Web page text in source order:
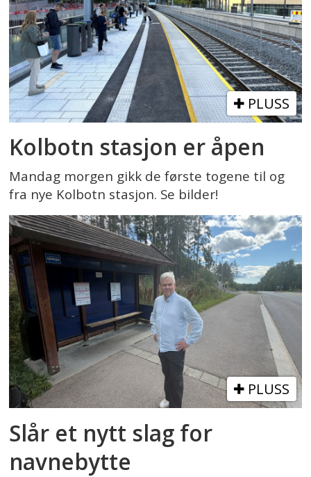
PLUSS
Kolbotn stasjon er åpen
Mandag morgen gikk de første togene til og
fra nye Kolbotn stasjon. Se bilder!
PLUSS
Slår et nytt slag for
navnebytte